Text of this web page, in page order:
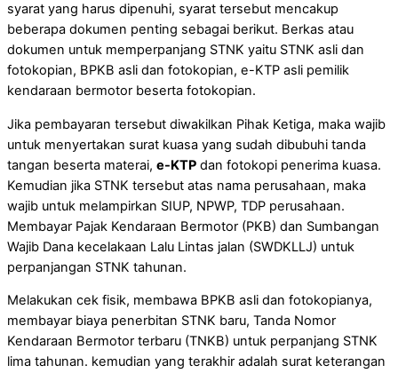
syarat yang harus dipenuhi, syarat tersebut mencakup
beberapa dokumen penting sebagai berikut. Berkas atau
dokumen untuk memperpanjang STNK yaitu STNK asli dan
fotokopian, BPKB asli dan fotokopian, e-KTP asli pemilik
kendaraan bermotor beserta fotokopian.
Jika pembayaran tersebut diwakilkan Pihak Ketiga, maka wajib
untuk menyertakan surat kuasa yang sudah dibubuhi tanda
tangan beserta materai, e-KTP dan fotokopi penerima kuasa.
Kemudian jika STNK tersebut atas nama perusahaan, maka
wajib untuk melampirkan SIUP, NPWP, TDP perusahaan.
Membayar Pajak Kendaraan Bermotor (PKB) dan Sumbangan
Wajib Dana kecelakaan Lalu Lintas jalan (SWDKLLJ) untuk
perpanjangan STNK tahunan.
Melakukan cek fisik, membawa BPKB asli dan fotokopianya,
membayar biaya penerbitan STNK baru, Tanda Nomor
Kendaraan Bermotor terbaru (TNKB) untuk perpanjang STNK
lima tahunan. kemudian yang terakhir adalah surat keterangan